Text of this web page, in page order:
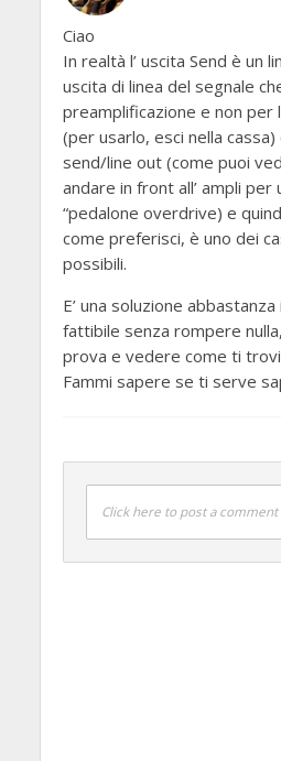
Ciao
In realtà l’ uscita Send è un
uscita di linea del segnale
preamplificazione e non per
(per usarlo, esci nella cassa)
send/line out (come puoi
andare in front all’ ampli per
“pedalone overdrive) e
come preferisci, è uno dei
possibili.
E’ una soluzione
fattibile senza rompere
prova e vedere come ti
Fammi sapere se ti serve
Click here to post a comment